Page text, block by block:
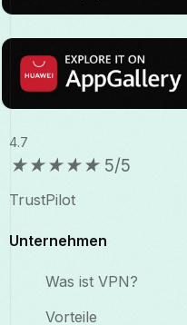
4.7
★★★★★ 5/5
TrustPilot
Unternehmen
Was ist VPN?
Vorteile